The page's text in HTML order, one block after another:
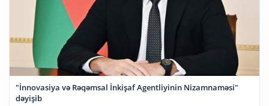
"İnnovasiya və Rəqəmsal İnkişaf Agentliyinin Nizamnaməsi"
dəyişib